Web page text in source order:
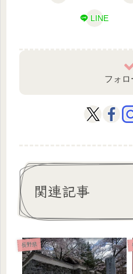
LINE
フォロ
関連記事
長野県